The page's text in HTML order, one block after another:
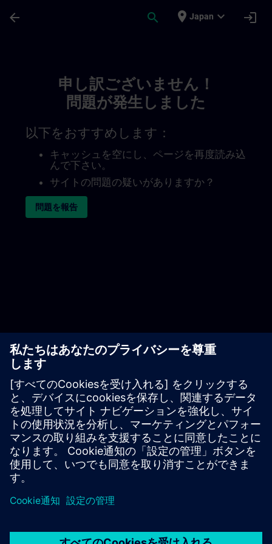
arrow_back search place Japan expand_more login
申し訳ございません！
問題が発生しました
以下をおすすめします：
キャッシュを空にし、ページを再度読み込
んで下さい。
サイトの問題の疑いがありますか？
問題を報告